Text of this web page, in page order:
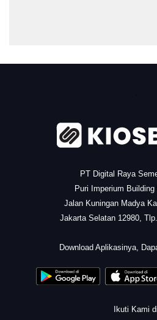
PT Digital Raya
Puri Imperium
Jalan Kuningan Madya
Jakarta Selatan 12980,
Download Aplikasinya,
Ikuti Kami